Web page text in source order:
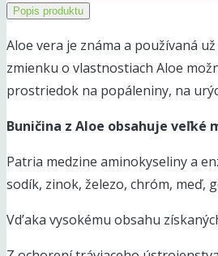
Popis produktu
Aloe vera je známa a používaná
zmienku o vlastnostiach Aloe
prostriedok na popáleniny, na
Buničina z Aloe obsahuje veľké
Patria medzine aminokyseliny a
sodík, zinok, železo, chróm, meď,
Vd’aka vysokému obsahu